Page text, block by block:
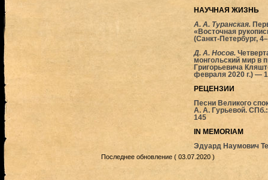
НАУЧНАЯ ЖИЗНЬ
А. А. Туранская.
«Восточная
(Санкт-Петербург,
Д. А. Носов.
монгольский мир в
Григорьевича
февраля 2020 г.) —
РЕЦЕНЗИИ
Песни Великого
А. А. Гурьевой.
145
IN MEMORIAM
Эдуард Наумович
Последнее обновление ( 03.07.2020 )